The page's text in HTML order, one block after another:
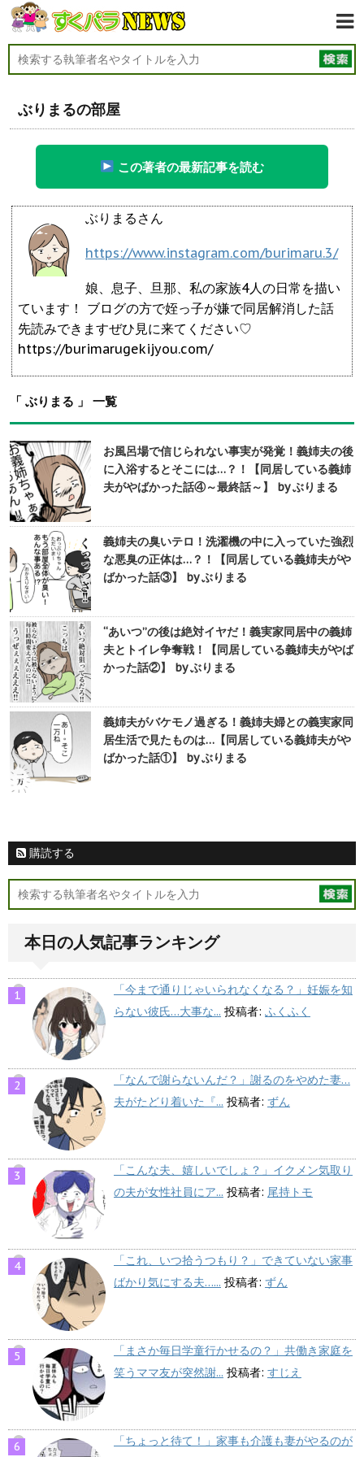
ぶりまるの部屋
この著者の最新記事を読む
ぶりまるさん
https://www.instagram.com/burimaru.3/
娘、息子、旦那、私の家族4人の日常を描い
ています！ ブログの方で姪っ子が嫌で同居解消した話
先読みできますぜひ見に来てください♡
https://burimarugekijyou.com/
「 ぶりまる 」 一覧
お風呂場で信じられない事実が発覚！義姉夫の後
に入浴するとそこには…？！【同居している義姉
夫がやばかった話④～最終話～】 by ぶりまる
義姉夫の臭いテロ！洗濯機の中に入っていた強烈
な悪臭の正体は…？！【同居している義姉夫がや
ばかった話③】 by ぶりまる
“あいつ”の後は絶対イヤだ！義実家同居中の義姉
夫とトイレ争奪戦！【同居している義姉夫がやば
かった話②】 by ぶりまる
義姉夫がバケモノ過ぎる！義姉夫婦との義実家同
居生活で見たものは…【同居している義姉夫がや
ばかった話①】 by ぶりまる
購読する
本日の人気記事ランキング
「今まで通りじゃいられなくなる？」妊娠を知
らない彼氏…大事な... 投稿者: ふくふく
「なんで謝らないんだ？」謝るのをやめた妻…
夫がたどり着いた『... 投稿者: ずん
「こんな夫、嬉しいでしょ？」イクメン気取り
の夫が女性社員にア... 投稿者: 尾持トモ
「これ、いつ拾うつもり？」できていない家事
ばかり気にする夫…... 投稿者: ずん
「まさか毎日学童行かせるの？」共働き家庭を
笑うママ友が突然謝... 投稿者: すじえ
「ちょっと待て！」家事も介護も妻がやるのが